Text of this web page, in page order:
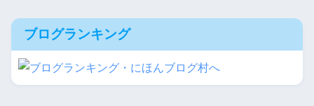
ブログランキング